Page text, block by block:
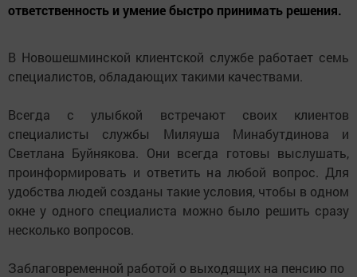
ответственность и умение быстро принимать решения.
В Новошешминской клиентской службе работает семь
специалистов, обладающих такими качествами.
Всегда с улыбкой встречают своих клиентов
специалисты службы Миляуша Минабутдинова и
Светлана Буйнякова. Они всегда готовы выслушать,
проинформировать и ответить на любой вопрос. Для
удобства людей созданы такие условия, чтобы в одном
окне у одного специалиста можно было решить сразу
несколько вопросов.
Заблаговременной работой о выходящих на пенсию по